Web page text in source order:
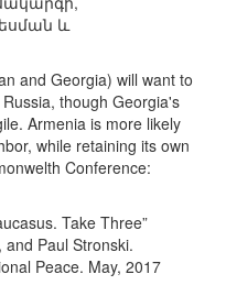
և
and Georgia) will want to
though Georgia's
Armenia is more likely
while retaining its own
Conference:
Take Three”
and Paul Stronski.
Peace. May, 2017